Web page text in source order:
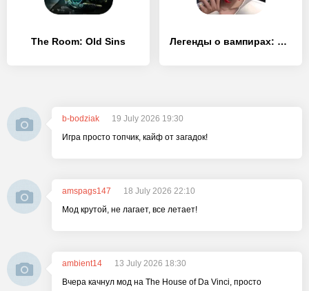
The Room: Old Sins Легенды о вампирах: Тайны Кисиловы (Full)
b-bodziak
19 July 2026 19:30
Игра просто топчик, кайф от загадок!
amspags147
18 July 2026 22:10
Мод крутой, не лагает, все летает!
ambient14
13 July 2026 18:30
Вчера качнул мод на The House of Da Vinci, просто